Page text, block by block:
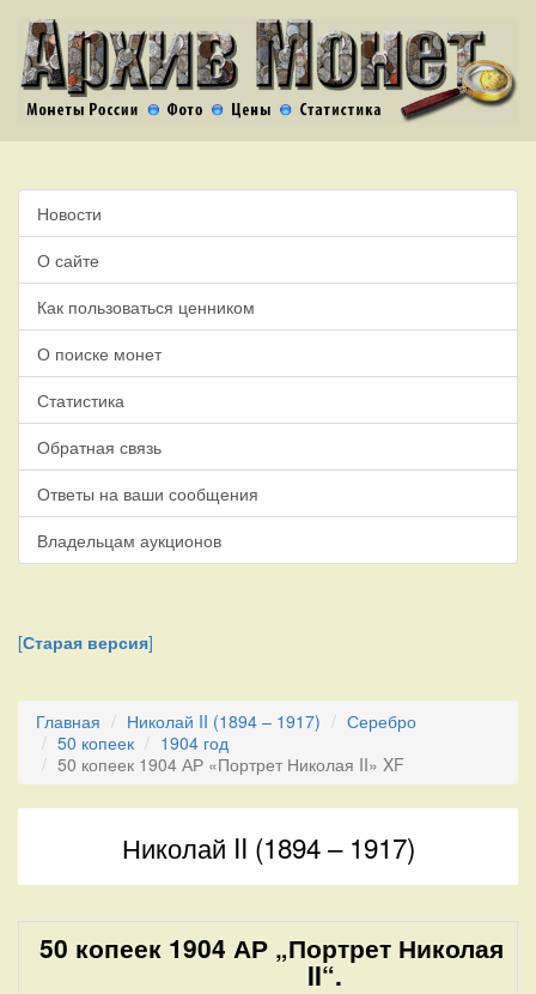
Новости
О сайте
Как пользоваться ценником
О поиске монет
Статистика
Обратная связь
Ответы на ваши сообщения
Владельцам аукционов
[Старая версия]
Главная Николай II (1894 – 1917)
Серебро
50 копеек
1904 год
50 копеек 1904 АР «Портрет Николая II» XF
Николай II (1894 – 1917)
50 копеек 1904 АР „Портрет Николая
II“.